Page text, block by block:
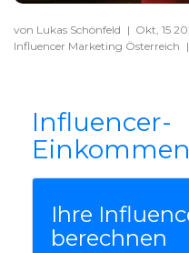
von Lukas Schönfeld | Okt, 15
Influencer Marketing Österreich |
Influencer-
Ihre
berechnen